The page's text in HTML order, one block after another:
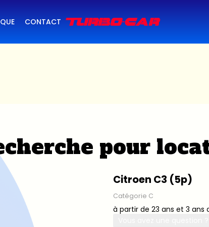
CONTACT
pour
Citroen C3 (5p)
Catégorie C
à partir de 23 ans et 3 ans